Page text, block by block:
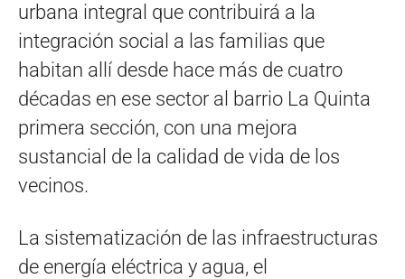
urbana integral que contribuirá a la
integración social a las familias que
habitan allí desde hace más de cuatro
décadas en ese sector al barrio La Quinta
primera sección, con una mejora
sustancial de la calidad de vida de los
vecinos.
La sistematización de las infraestructuras
de energía eléctrica y agua, el